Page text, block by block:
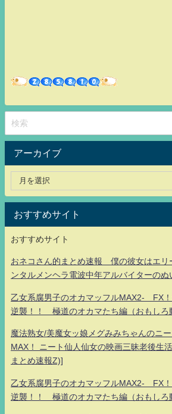
アーカイブ
おすすめサイト
おすすめサイト
おネコさん的まとめ速報 僕の彼女はエリ
ンタルメンヘラ電波中年アルバイターの
乙女系腐男子のオカマッフルMAX2- FX
逆襲！！ 極道のオカマたち編（おもしろ
魔法熟女/美魔女ッ娘メグみみちゃんのニ
MAX！ ニート仙人仙女の映画三昧老後生
まとめ速報Z)]
乙女系腐男子のオカマッフルMAX2- FX
逆襲！！ 極道のオカマたち編（おもしろ